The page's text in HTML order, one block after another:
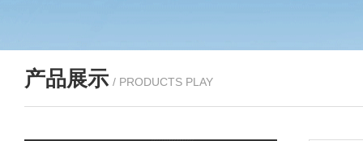
产品展示 / PRODUCTS PLAY